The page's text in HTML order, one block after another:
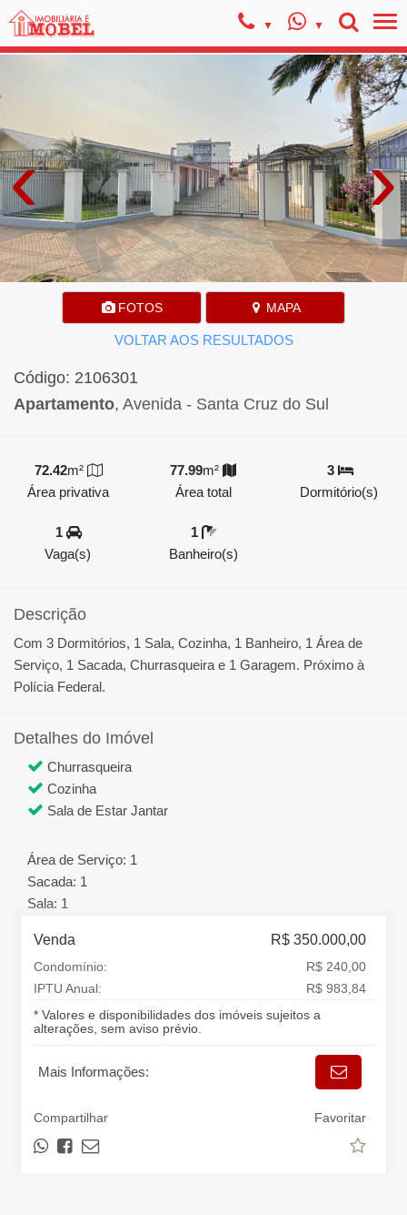
‹ ›
FOTOS MAPA
VOLTAR AOS RESULTADOS
Código: 2106301
Apartamento, Avenida - Santa Cruz do Sul
72.42m²
Área privativa
77.99m²
Área total
3
Dormitório(s)
1
Vaga(s)
1
Banheiro(s)
Descrição
Com 3 Dormitórios, 1 Sala, Cozinha, 1 Banheiro, 1 Área de
Serviço, 1 Sacada, Churrasqueira e 1 Garagem. Próximo à
Polícia Federal.
Detalhes do Imóvel
Churrasqueira
Cozinha
Sala de Estar Jantar
Área de Serviço: 1
Sacada: 1
Sala: 1
Venda R$ 350.000,00
Condomínio:
R$ 240,00
IPTU Anual:
R$ 983,84
* Valores e disponibilidades dos imóveis sujeitos a
alterações, sem aviso prévio.
Mais Informações:
Compartilhar Favoritar